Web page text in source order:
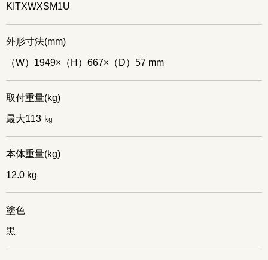
KITXWXSM1U
外形寸法(mm)
（W）1949×（H）667×（D）57 mm
取付重量(kg)
最大113 ㎏
本体重量(kg)
12.0 kg
塗色
黒